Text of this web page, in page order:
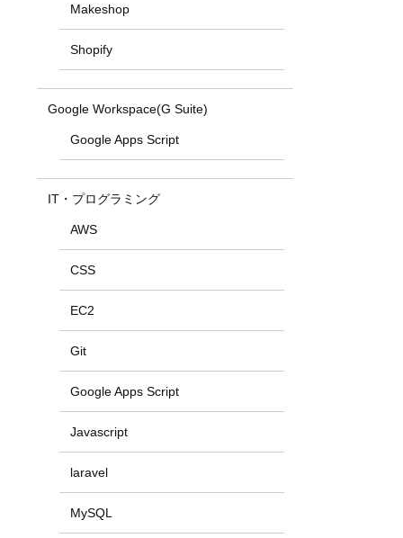
Makeshop
Shopify
Google Workspace(G Suite)
Google Apps Script
IT・プログラミング
AWS
CSS
EC2
Git
Google Apps Script
Javascript
laravel
MySQL